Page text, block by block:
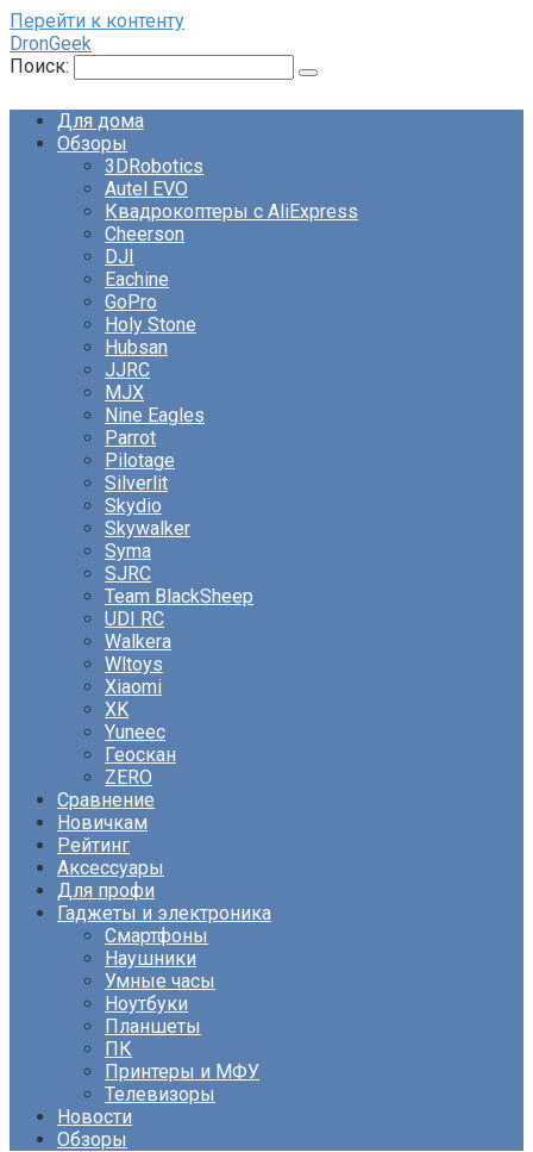
Перейти к контенту
DronGeek
Поиск:
Для дома
Обзоры
3DRobotics
Autel EVO
Квадрокоптеры с AliExpress
Cheerson
DJI
Eachine
GoPro
Holy Stone
Hubsan
JJRC
MJX
Nine Eagles
Parrot
Pilotage
Silverlit
Skydio
Skywalker
Syma
SJRC
Team BlackSheep
UDI RC
Walkera
Wltoys
Xiaomi
XK
Yuneec
Геоскан
ZERO
Сравнение
Новичкам
Рейтинг
Аксессуары
Для профи
Гаджеты и электроника
Смартфоны
Наушники
Умные часы
Ноутбуки
Планшеты
ПК
Принтеры и МФУ
Телевизоры
Новости
Обзоры